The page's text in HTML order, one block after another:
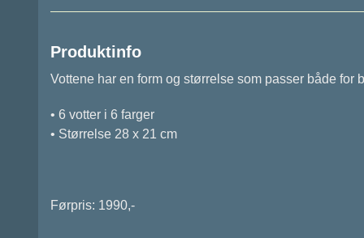
Produktinfo
Vottene har en form og størrelse som passer både for
• 6 votter i 6 farger
• Størrelse 28 x 21 cm
Førpris: 1990,-